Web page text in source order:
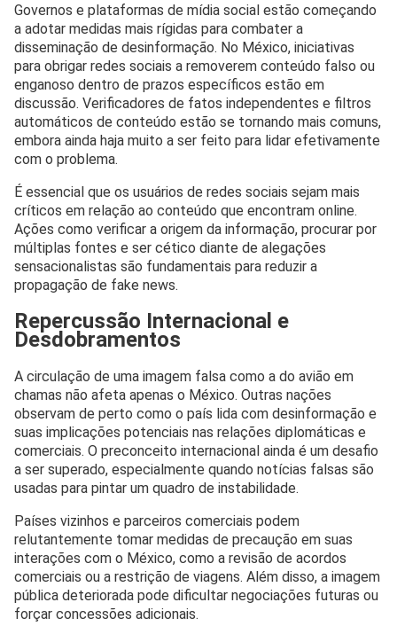
Governos e plataformas de mídia social estão começando
a adotar medidas mais rígidas para combater a
disseminação de desinformação. No México, iniciativas
para obrigar redes sociais a removerem conteúdo falso ou
enganoso dentro de prazos específicos estão em
discussão. Verificadores de fatos independentes e filtros
automáticos de conteúdo estão se tornando mais comuns,
embora ainda haja muito a ser feito para lidar efetivamente
com o problema.
É essencial que os usuários de redes sociais sejam mais
críticos em relação ao conteúdo que encontram online.
Ações como verificar a origem da informação, procurar por
múltiplas fontes e ser cético diante de alegações
sensacionalistas são fundamentais para reduzir a
propagação de fake news.
Repercussão Internacional e
Desdobramentos
A circulação de uma imagem falsa como a do avião em
chamas não afeta apenas o México. Outras nações
observam de perto como o país lida com desinformação e
suas implicações potenciais nas relações diplomáticas e
comerciais. O preconceito internacional ainda é um desafio
a ser superado, especialmente quando notícias falsas são
usadas para pintar um quadro de instabilidade.
Países vizinhos e parceiros comerciais podem
relutantemente tomar medidas de precaução em suas
interações com o México, como a revisão de acordos
comerciais ou a restrição de viagens. Além disso, a imagem
pública deteriorada pode dificultar negociações futuras ou
forçar concessões adicionais.